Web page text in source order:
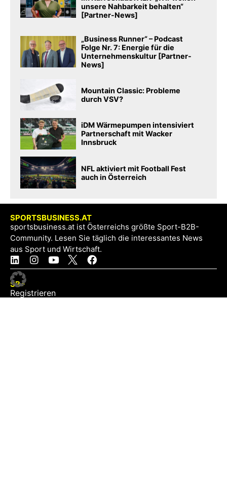
unsere Nahbarkeit behalten“
[Partner-News]
„Business Runner“ – Podcast
Folge Nr. 7: Energie für die
Unternehmenskultur [Partner-
News]
Mountain Classic: Probleme
durch VSV?
iDM Wärmepumpen intensiviert
Partnerschaft mit Wacker
Innsbruck
NFL aktiviert mit Football Fest
auch in Österreich
SPORTSBUSINESS.AT
sportsbusiness.at ist Österreichs größte Sport-B2B-
Community. Lesen Sie täglich die interessantes News
aus Sport und Wirtschaft.
SB+
Registrieren